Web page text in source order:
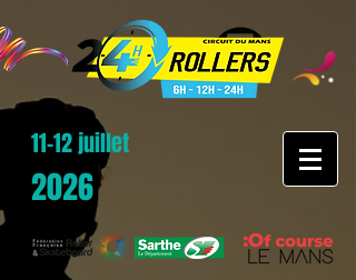
11-12 juillet
2026